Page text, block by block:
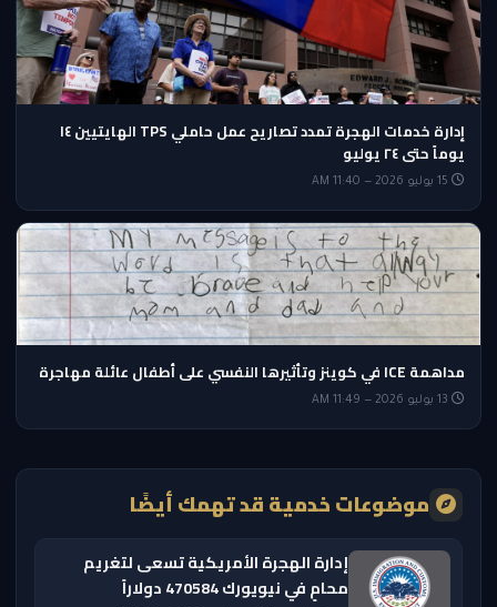
إدارة خدمات الهجرة تمدد تصاريح عمل حاملي TPS الهايتيين ١٤
يوماً حتى ٢٤ يوليو
مداهمة ICE في كوينز وتأثيرها النفسي على أطفال عائلة مهاجرة
موضوعات خدمية قد تهمك أيضًا
إدارة الهجرة الأمريكية تسعى لتغريم
محامٍ في نيويورك 470584 دولاراً